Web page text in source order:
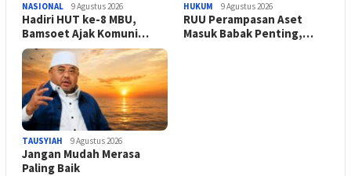
NASIONAL 9 Agustus 2026
Hadiri HUT ke-8 MBU,
Bamsoet Ajak Komuni…
HUKUM 9 Agustus 2026
RUU Perampasan Aset
Masuk Babak Penting,…
TAUSYIAH 9 Agustus 2026
Jangan Mudah Merasa
Paling Baik